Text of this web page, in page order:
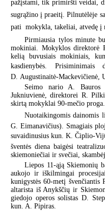
pažįstami, tik primiršti veidai,
sugrąžino į praeitį. Pilnutėlėje
pati mokykla, takeliai, atvedę į
Pirmiausia tylos minute
mokiniai. Mokyklos direktorė
kelią buvusiais mokiniais,
kasdienybės.
D. Augustinaitė-Mackevičienė,
Seimo nario A. Bauros
Jukniuvienė, direktorei R.
skirtą mokyklai 90-mečio proga.
Nuotaikingomis dainomis
G. Eimanavičius). Smagiais
suvaidinusius kun. K. Čiplio-
šventės diena baigėsi
skiemoniečiai ir svečiai,
Liepos 11-ąją Skiemonių
aukojo ir iškilmingai
kunigystės 60-metį švenčiantis
altarista iš Anykščių ir
giedojo operos solistas D.
kun. A. Pipiras.